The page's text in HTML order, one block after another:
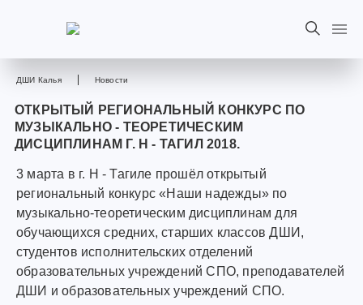
ДШИ Калья Новости
ОТКРЫТЫЙ РЕГИОНАЛЬНЫЙ КОНКУРС ПО
МУЗЫКАЛЬНО - ТЕОРЕТИЧЕСКИМ
ДИСЦИПЛИНАМ Г. Н - ТАГИЛ 2018.
3 марта в г. Н - Тагиле прошёл открытый
региональный конкурс «Наши надежды» по
музыкально-теоретическим дисциплинам для
обучающихся средних, старших классов ДШИ,
студентов исполнительских отделений
образовательных учреждений СПО, преподавателей
ДШИ и образовательных учреждений СПО.